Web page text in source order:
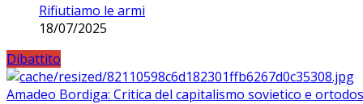
Rifiutiamo le armi
18/07/2025
Dibattito
Amadeo Bordiga: Critica del capitalismo sovietico e